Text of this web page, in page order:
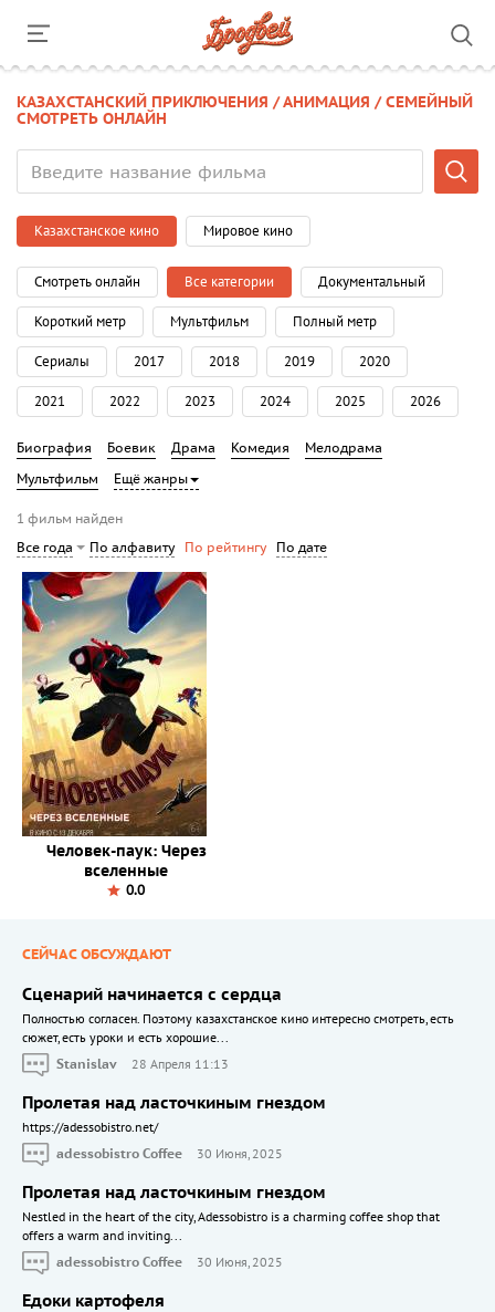
КАЗАХСТАНСКИЙ ПРИКЛЮЧЕНИЯ / АНИМАЦИЯ / СЕМЕЙНЫЙ
СМОТРЕТЬ ОНЛАЙН
Казахстанское кино Мировое кино
Смотреть онлайн Все категории Документальный
Короткий метр Мультфильм Полный метр
Сериалы 2017 2018 2019 2020
2021 2022 2023 2024 2025 2026
Биография Боевик Драма Комедия
Мелодрама
Мультфильм
Ещё жанры
1 фильм найден
Все года
По алфавиту По рейтингу По дате
Человек-паук: Через
вселенные
0.0
СЕЙЧАС ОБСУЖДАЮТ
Сценарий начинается с сердца
Полностью согласен. Поэтому казахстанское кино интересно смотреть, есть
сюжет, есть уроки и есть хорошие...
Stanislav
28 Апреля 11:13
Пролетая над ласточкиным гнездом
https://adessobistro.net/
adessobistro Coffee
30 Июня, 2025
Пролетая над ласточкиным гнездом
Nestled in the heart of the city, Adessobistro is a charming coffee shop that
offers a warm and inviting...
adessobistro Coffee
30 Июня, 2025
Едоки картофеля